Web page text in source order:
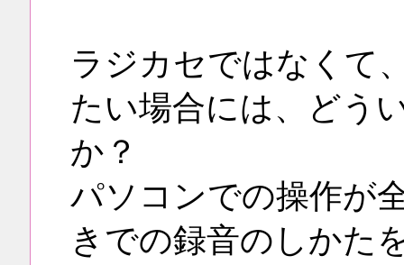
ラジカセではなくて
たい場合には、どう
か？
パソコンでの操作が
きでの録音のしかた